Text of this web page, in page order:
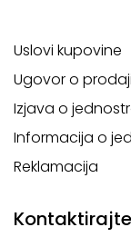
Uslovi kupovine
Ugovor o
Izjava o
Informacija o
Reklamacija